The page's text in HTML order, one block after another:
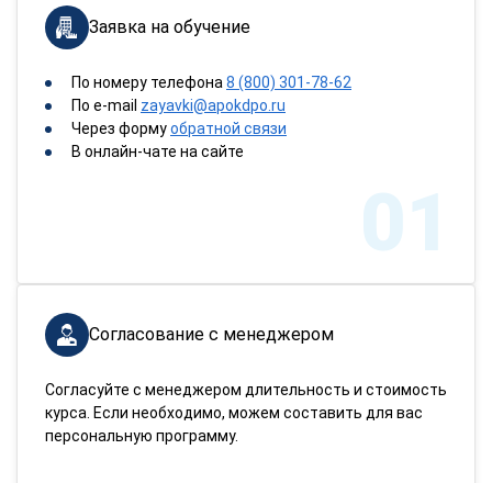
Заявка на обучение
По номеру телефона 8 (800) 301-78-62
По e-mail zayavki@apokdpo.ru
Через формуобратной связи
В онлайн-чате на сайте
01
Согласование с менеджером
Согласуйте с менеджером длительность и стоимость
курса. Если необходимо, можем составить для вас
персональную программу.